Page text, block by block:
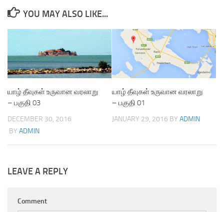
YOU MAY ALSO LIKE...
யாழ் தீவுகள் உருவான வரலாறு
– பகுதி 03
DECEMBER 30, 2016
BY ADMIN
யாழ் தீவுகள் உருவான வரலாறு
– பகுதி 01
JANUARY 29, 2016 BY ADMIN
LEAVE A REPLY
Comment